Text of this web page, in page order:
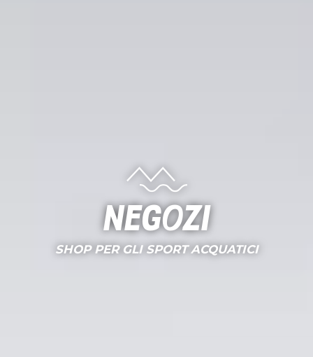
Negozi
SHOP PER GLI SPORT ACQUATICI